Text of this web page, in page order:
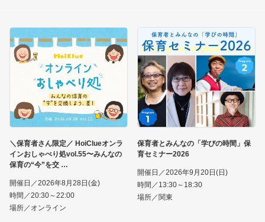
＼保育者さん限定／ HoiClueオンラ
インおしゃべり処vol.55〜みんなの
保育の“今”を交
開催日／2026年8月28日(金)
時間／20:30～22:00
場所／オンライン
保育者とみんなの「学びの時間」保
育セミナー2026
開催日／2026年9月20日(日)
時間／13:30～18:30
場所／関東